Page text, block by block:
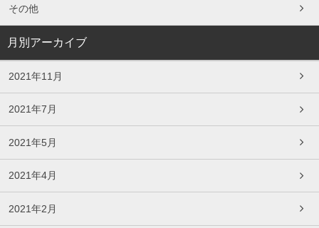
その他
月別アーカイブ
2021年11月
2021年7月
2021年5月
2021年4月
2021年2月